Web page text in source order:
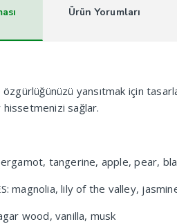
Ürün Yorumları
ve özgürlüğünüzü yansıtmak için
sağlar.
tangerine, apple, pear,
magnolia, lily of the valley,
wood, vanilla, musk